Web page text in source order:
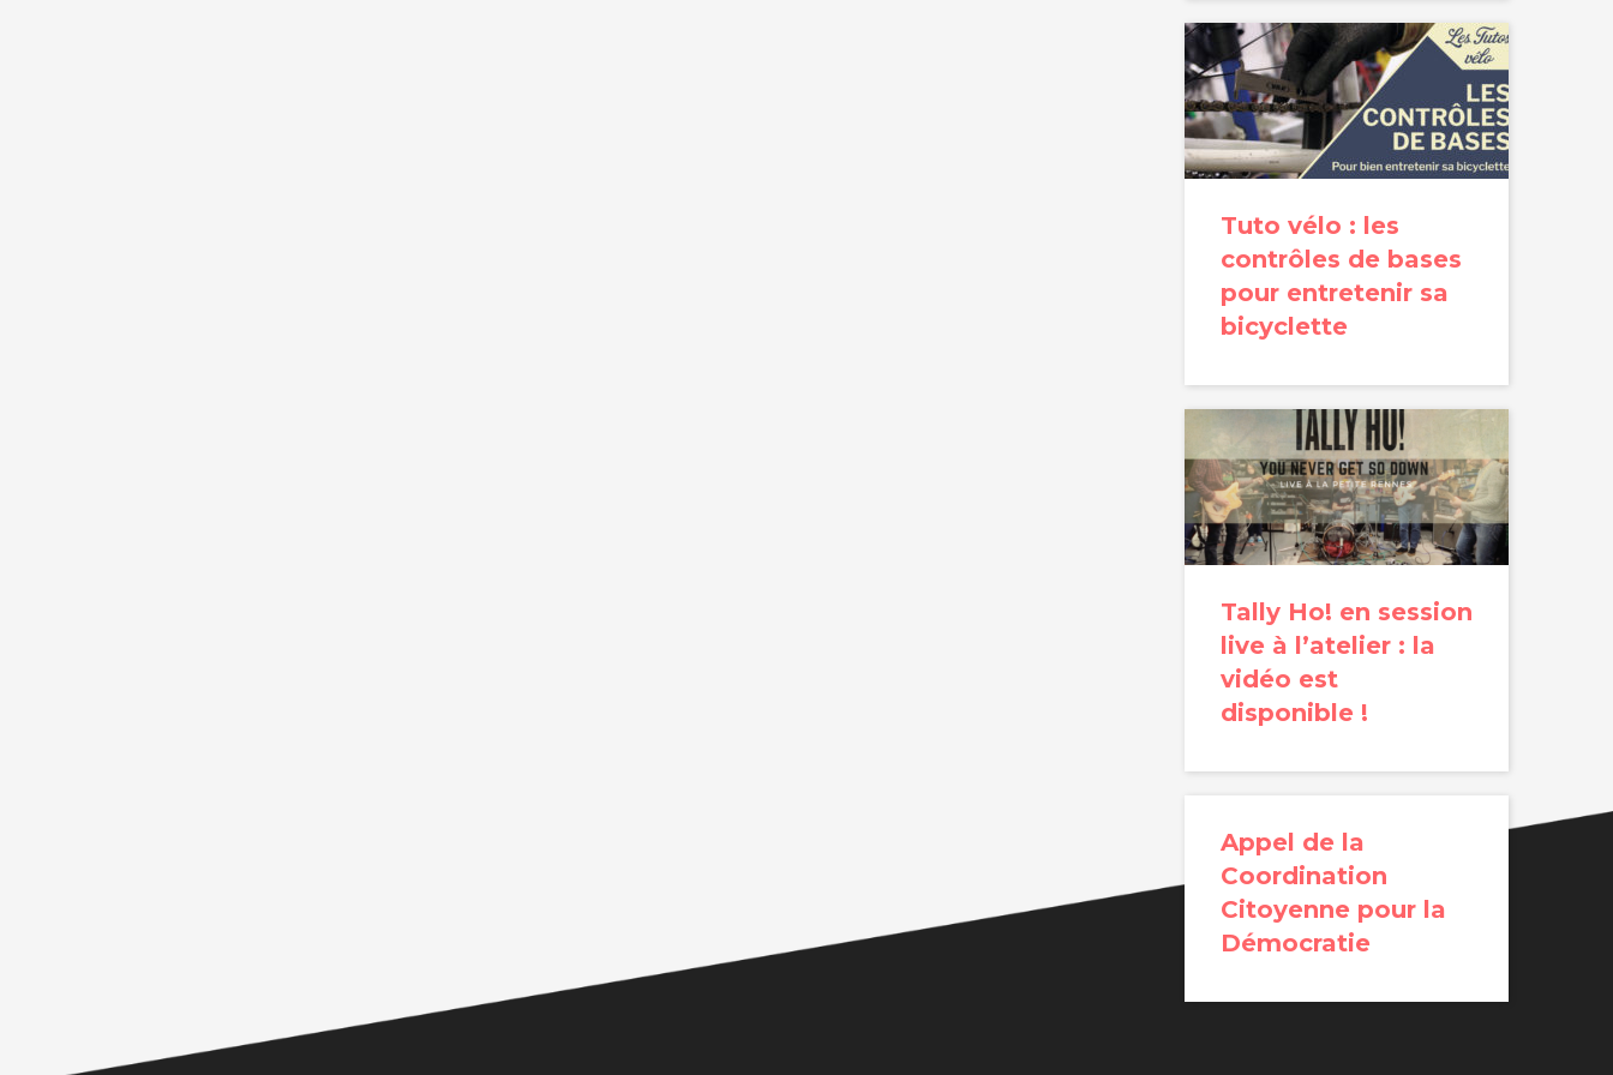
Tuto vélo : les
contrôles de bases
pour entretenir sa
bicyclette
Tally Ho! en session
live à l’atelier : la
vidéo est
disponible !
Appel de la
Coordination
Citoyenne pour la
Démocratie